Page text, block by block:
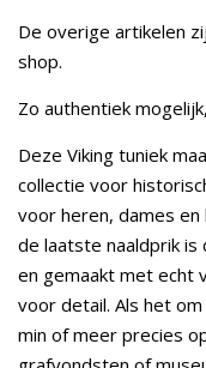
De overige artikelen
shop.
Zo authentiek
Deze Viking tuniek
collectie voor
voor heren, dames
de laatste naaldprik
en gemaakt met echt
voor detail. Als het
min of meer precies